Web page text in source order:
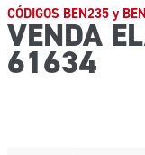
CÓDIGOS BEN235 y
VENDA
61634